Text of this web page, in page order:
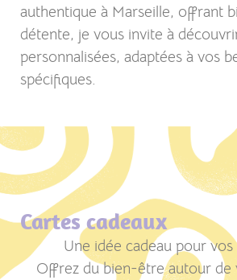
authentique à Marseille, offrant
détente, je vous invite à
personnalisées, adaptées à vos
spécifiques.
Cartes cadeaux
Une idée cadeau pour
Offrez du bien-être autour de